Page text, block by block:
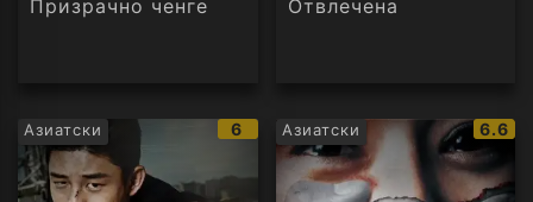
Призрачно ченге Отвлечена
Азиатски
IMDb
рейтинг:
6 Азиатски
IMDb
6.6